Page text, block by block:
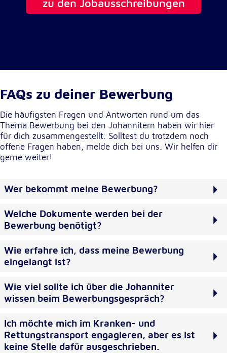
zu den Jobausschreibungen
FAQs zu deiner Bewerbung
Die häufigsten Fragen und Antworten rund um das
Thema Bewerbung bei den Johannitern haben wir hier
für dich zusammengestellt. Solltest du trotzdem noch
offene Fragen haben, melde dich bei uns. Wir helfen dir
gerne weiter!
Wer bekommt meine Bewerbung?
Welche Dokumente werden bei der
Bewerbung benötigt?
Wie erfahre ich, dass meine Bewerbung
eingelangt ist?
Wie viel sollte ich über die Johanniter
wissen beim Bewerbungsgespräch?
Ich möchte mich im Kranken- und
Rettungstransport engagieren, aber es ist
keine Stelle dafür ausgeschrieben.
6 Monate